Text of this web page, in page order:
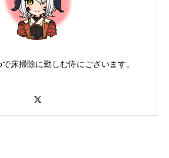
床掃除に勤しむ侍にございます。